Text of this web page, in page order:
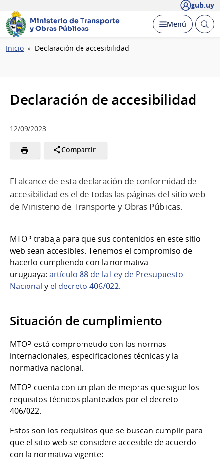
gub.uy
Ministerio de Transporte
y Obras Públicas
Desplegar
Menú Abrir
Ruta
Inicio Declaración de accesibilidad
Declaración de accesibilidad
12/09/2023
Compartir
El alcance de esta declaración de conformidad de
accesibilidad es el de todas las páginas del sitio web
de Ministerio de Transporte y Obras Públicas.
MTOP trabaja para que sus contenidos en este sitio
web sean accesibles. Tenemos el compromiso de
hacerlo cumpliendo con la normativa
uruguaya: artículo 88 de la Ley de Presupuesto
Nacional y el decreto 406/022.
Situación de cumplimiento
MTOP está comprometido con las normas
internacionales, especificaciones técnicas y la
normativa nacional.
MTOP cuenta con un plan de mejoras que sigue los
requisitos técnicos planteados por el decreto
406/022.
Estos son los requisitos que se buscan cumplir para
que el sitio web se considere accesible de acuerdo
con la normativa vigente: